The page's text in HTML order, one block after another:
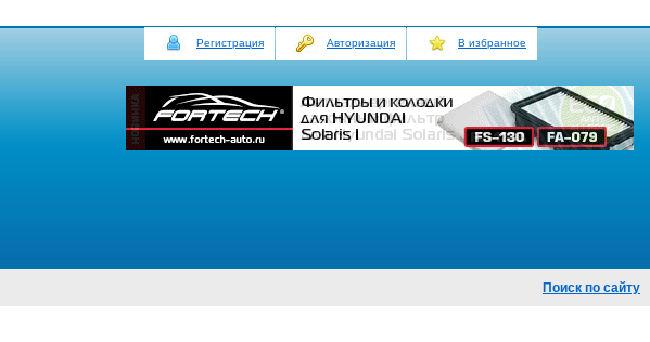
Регистрация Авторизация В избранное
Поиск по сайту